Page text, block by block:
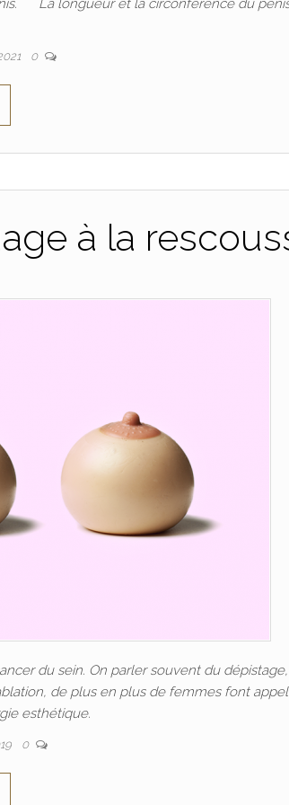
La longueur et la circonférence du pénis
0
à la
du sein. On parler souvent du
de plus en plus de femmes font
esthétique.
0